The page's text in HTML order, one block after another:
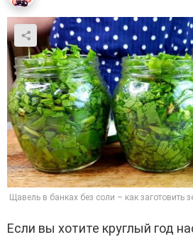
Щавель в банках без соли – как заготовить
Если вы хотите круглый год